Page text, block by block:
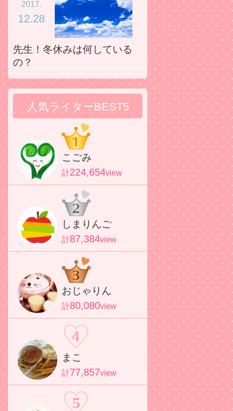
2017.
12.28
先生！冬休みは何している
の？
人気ライターBEST5
こごみ
計224,654view
しまりんご
計87,384view
おじゃりん
計80,080view
まこ
計77,857view